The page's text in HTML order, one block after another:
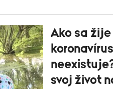
Ako sa
svoj život